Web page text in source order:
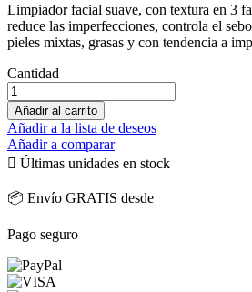
Limpiador facial suave, con textura en 3
reduce las imperfecciones, controla el
pieles mixtas, grasas y con tendencia a
Cantidad
Añadir al carrito
Añadir a la lista de deseos
Añadir a comparar
 Últimas unidades en stock
📦 Envío GRATIS desde
Pago seguro